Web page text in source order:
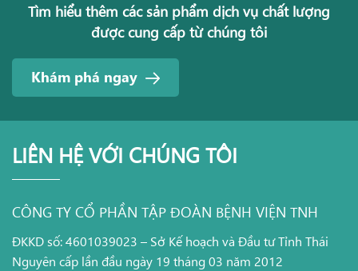
Tìm hiểu thêm các sản phẩm dịch vụ chất lượng
được cung cấp từ chúng tôi
Khám phá ngay
LIÊN HỆ VỚI CHÚNG TÔI
CÔNG TY CỔ PHẦN TẬP ĐOÀN BỆNH VIỆN TNH
ĐKKD số: 4601039023 – Sở Kế hoạch và Đầu tư Tỉnh Thái
Nguyên cấp lần đầu ngày 19 tháng 03 năm 2012